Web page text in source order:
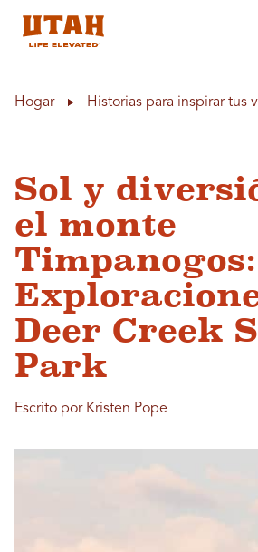
Hogar Historias para inspirar tus
Sol y
el monte
Timpanogos:
Deer Creek
Park
Escrito por Kristen Pope